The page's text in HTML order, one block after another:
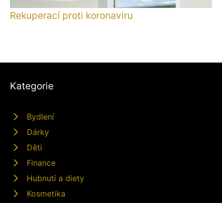
Rekuperací proti koronaviru
Kategorie
Bydlení
Dárky
Děti
Finance
Hubnutí a diety
Kosmetika